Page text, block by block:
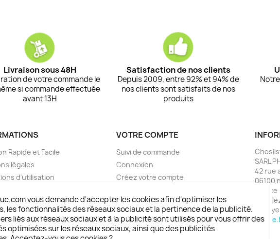
Livraison sous 48H
de votre commande le
si commande effectuée
avant 13H
Satisfaction de nos clients
Depuis 2009, entre 92% et 94% de
nos clients sont satisfaits de nos
produits
Rapide et Facile
légales
d'utilisation
sécurisé choisistacoque
et remboursements
DOM TOM et outremer
VOTRE COMPTE
Suivi de commande
Connexion
Créez votre compte
SARL
42 rue
06100
France
vous demande d'accepter les cookies afin d'optimiser les
les fonctionnalités des réseaux sociaux et la pertinence de la publicité.
liés aux réseaux sociaux et à la publicité sont utilisés pour vous offrir des
optimisées sur les réseaux sociaux, ainsi que des publicités